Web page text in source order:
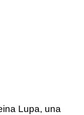
Lupa, una